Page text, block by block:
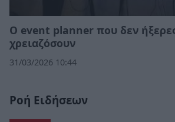
Ο event planner που δεν
χρειαζόσουν
31/03/2026 10:44
Ροή Ειδήσεων